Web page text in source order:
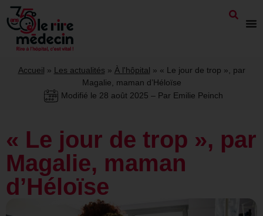
Accueil » Les actualités » À l'hôpital » « Le jour de trop », par
Magalie, maman d’Héloïse
Modifié le 28 août 2025 – Par Emilie Peinch
« Le jour de trop », par
Magalie, maman
d’Héloïse